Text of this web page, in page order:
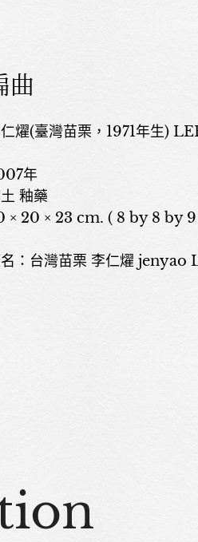
曲
燿(臺灣苗栗，1971年生)
年
釉藥
× 20 × 23 cm. ( 8 by 8 by
：台灣苗栗 李仁燿 jenyao